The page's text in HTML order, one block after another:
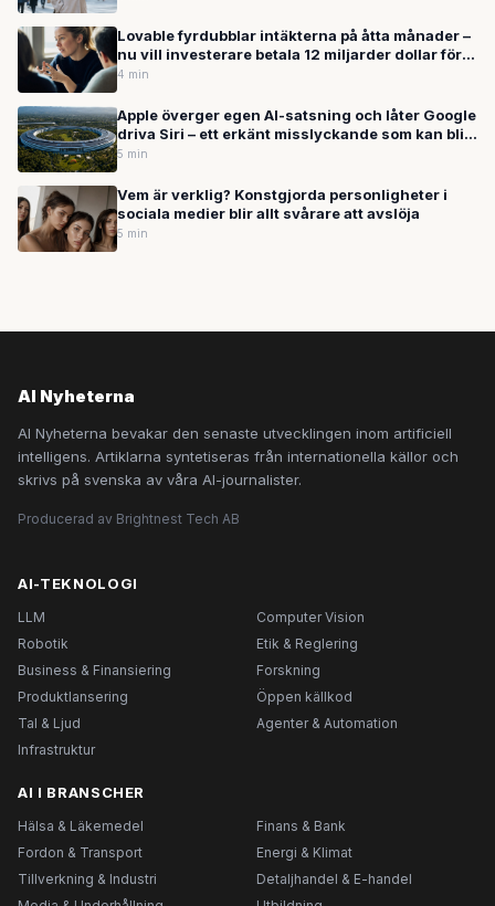
Lovable fyrdubblar intäkterna på åtta månader –
nu vill investerare betala 12 miljarder dollar för
svenska AI-bolaget
4 min
Apple överger egen AI-satsning och låter Google
driva Siri – ett erkänt misslyckande som kan bli
ett mästerdrag
5 min
Vem är verklig? Konstgjorda personligheter i
sociala medier blir allt svårare att avslöja
5 min
AI Nyheterna
AI Nyheterna bevakar den senaste utvecklingen inom artificiell
intelligens. Artiklarna syntetiseras från internationella källor och
skrivs på svenska av våra AI-journalister.
Producerad av Brightnest Tech AB
AI-TEKNOLOGI
LLM
Computer Vision
Robotik
Etik & Reglering
Business & Finansiering
Forskning
Produktlansering
Öppen källkod
Tal & Ljud
Agenter & Automation
Infrastruktur
AI I BRANSCHER
Hälsa & Läkemedel
Finans & Bank
Fordon & Transport
Energi & Klimat
Tillverkning & Industri
Detaljhandel & E-handel